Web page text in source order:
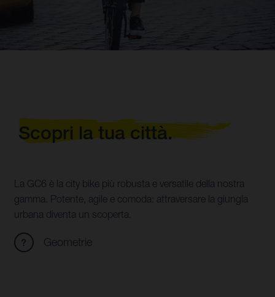
Scopri la tua città.
La GC6 è la city bike più robusta e versatile della nostra
gamma. Potente, agile e comoda: attraversare la giungla
urbana diventa un scoperta.
Geometrie